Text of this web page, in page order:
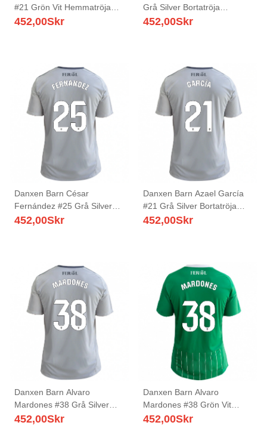
#21 Grön Vit Hemmatröja
Matchtröjor 2025/26 Tröjor
452,00Skr
Grå Silver Bortatröja
Matchtröjor 2025/26 Tröjor
452,00Skr
Danxen Barn César
Fernández #25 Grå Silver
Bortatröja Matchtröjor
452,00Skr
Danxen Barn Azael García
#21 Grå Silver Bortatröja
Matchtröjor 2025/26 Tröjor
452,00Skr
Danxen Barn Alvaro
Mardones #38 Grå Silver
Bortatröja Matchtröjor
452,00Skr
Danxen Barn Alvaro
Mardones #38 Grön Vit
Hemmatröja Matchtröjor
452,00Skr